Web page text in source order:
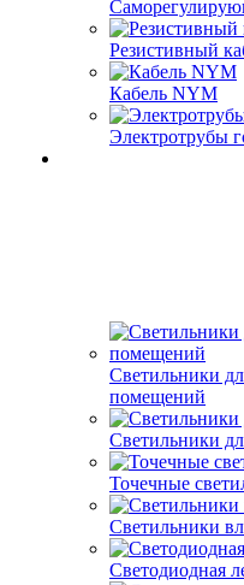
Резистивный
Кабель NYM
Электротрубы
Светильники
помещений
Светильники
Точечные
Светильники
Светодиодная